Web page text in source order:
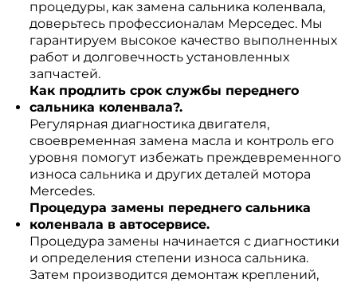
процедуры, как замена сальника коленвала,
доверьтесь профессионалам Мерседес. Мы
гарантируем высокое качество выполненных
работ и долговечность установленных
запчастей.
Как продлить срок службы переднего
сальника коленвала?.
Регулярная диагностика двигателя,
своевременная замена масла и контроль его
уровня помогут избежать преждевременного
износа сальника и других деталей мотора
Mercedes.
Процедура замены переднего сальника
коленвала в автосервисе.
Процедура замены начинается с диагностики
и определения степени износа сальника.
Затем производится демонтаж креплений,